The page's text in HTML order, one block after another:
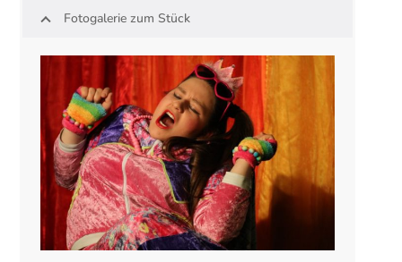
Fotogalerie zum Stück
Use
the
and
right
arrow
keys
to
access
the
carousel